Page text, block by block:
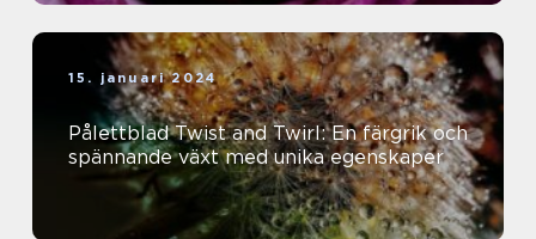
15. januari 2024
Pålettblad Twist and Twirl: En färgrik och
spännande växt med unika egenskaper